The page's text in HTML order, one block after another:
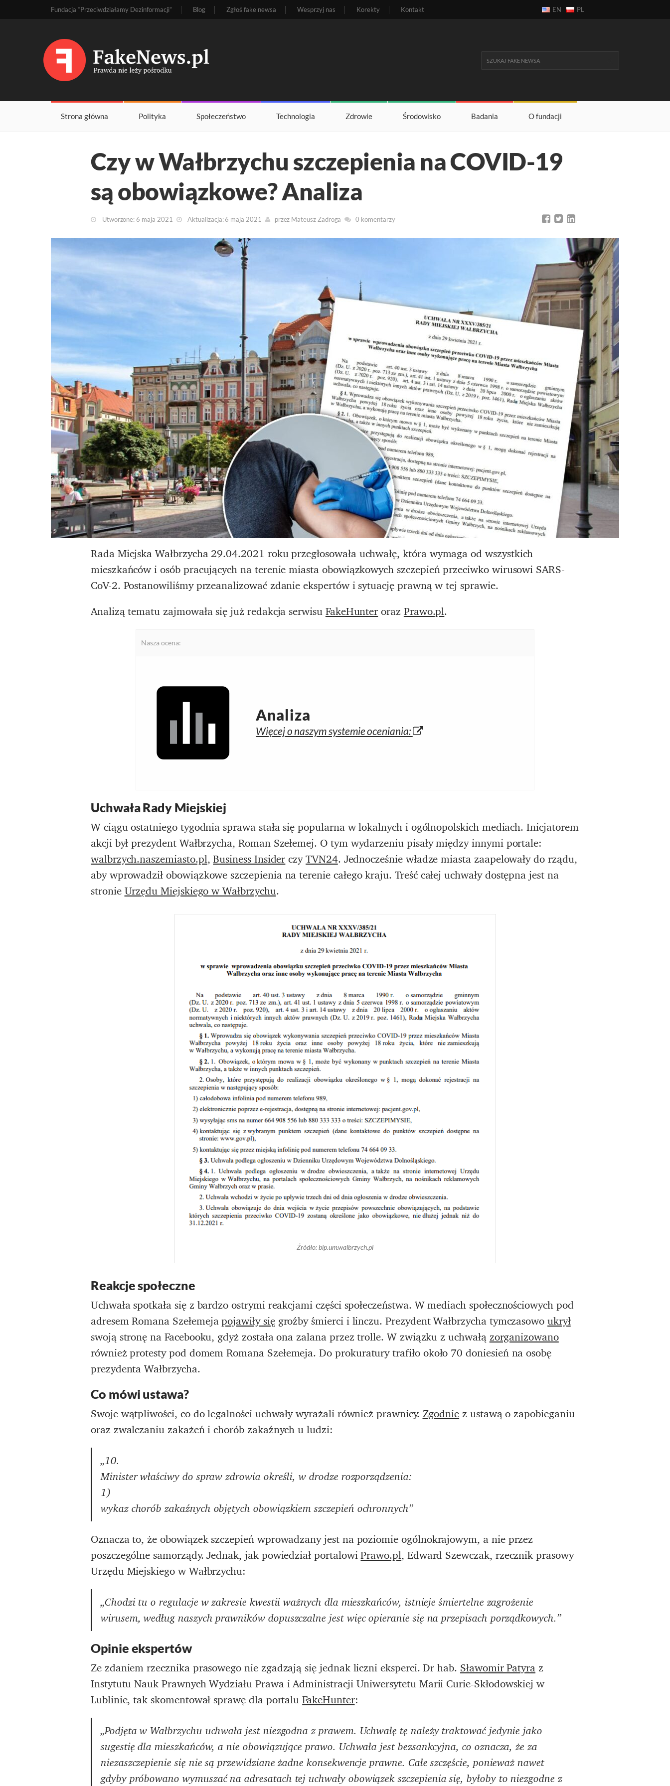
Fundacja “Przeciwdziałamy Dezinformacji” Blog Zgłoś fake newsa Wesprzyj nas Korekty Kontakt EN PL
Strona główna Polityka Społeczeństwo Technologia Zdrowie Środowisko Badania O fundacji
Czy w Wałbrzychu szczepienia na COVID-19
są obowiązkowe? Analiza
Utworzone: 6 maja 2021 Aktualizacja: 6 maja 2021 przez Mateusz Zadroga 0 komentarzy
Rada Miejska Wałbrzycha 29.04.2021 roku przegłosowała uchwałę, która wymaga od wszystkich
mieszkańców i osób pracujących na terenie miasta obowiązkowych szczepień przeciwko wirusowi SARS-
CoV-2. Postanowiliśmy przeanalizować zdanie ekspertów i sytuację prawną w tej sprawie.
Analizą tematu zajmowała się już redakcja serwisuFakeHunterorazPrawo.pl.
Nasza ocena:
Analiza
Więcej o naszym systemie oceniania:
Uchwała Rady Miejskiej
W ciągu ostatniego tygodnia sprawa stała się popularna w lokalnych i ogólnopolskich mediach. Inicjatorem
akcji był prezydent Wałbrzycha, Roman Szełemej. O tym wydarzeniu pisały między innymi portale:
walbrzych.naszemiasto.pl,Business InsiderczyTVN24. Jednocześnie władze miasta zaapelowały do rządu,
aby wprowadził obowiązkowe szczepienia na terenie całego kraju. Treść całej uchwały dostępna jest na
stronieUrzędu Miejskiego w Wałbrzychu.
Źródło: bip.um.walbrzych.pl
Reakcje społeczne
Uchwała spotkała się z bardzo ostrymi reakcjami części społeczeństwa. W mediach społecznościowych pod
adresem Romana Szełemejapojawiły sięgroźby śmierci i linczu. Prezydent Wałbrzycha tymczasowoukrył
swoją stronę na Facebooku, gdyż została ona zalana przez trolle. W związku z uchwałązorganizowano
również protesty pod domem Romana Szełemeja. Do prokuratury trafiło około 70 doniesień na osobę
prezydenta Wałbrzycha.
Co mówi ustawa?
Swoje wątpliwości, co do legalności uchwały wyrażali również prawnicy.Zgodniez ustawą o zapobieganiu
oraz zwalczaniu zakażeń i chorób zakaźnych u ludzi:
„10.
Minister właściwy do spraw zdrowia określi, w drodze rozporządzenia:
1)
wykaz chorób zakaźnych objętych obowiązkiem szczepień ochronnych”
Oznacza to, że obowiązek szczepień wprowadzany jest na poziomie ogólnokrajowym, a nie przez
poszczególne samorządy. Jednak, jak powiedział portalowiPrawo.pl, Edward Szewczak, rzecznik prasowy
Urzędu Miejskiego w Wałbrzychu:
„Chodzi tu o regulacje w zakresie kwestii ważnych dla mieszkańców, istnieje śmiertelne zagrożenie
wirusem, według naszych prawników dopuszczalne jest więc opieranie się na przepisach porządkowych.”
Opinie ekspertów
Ze zdaniem rzecznika prasowego nie zgadzają się jednak liczni eksperci. Dr hab.Sławomir Patyraz
Instytutu Nauk Prawnych Wydziału Prawa i Administracji Uniwersytetu Marii Curie-Skłodowskiej w
Lublinie, tak skomentował sprawę dla portaluFakeHunter:
„Podjęta w Wałbrzychu uchwała jest niezgodna z prawem. Uchwałę tę należy traktować jedynie jako
sugestię dla mieszkańców, a nie obowiązujące prawo. Uchwała jest bezsankcyjna, co oznacza, że za
niezaszczepienie się nie są przewidziane żadne konsekwencje prawne. Całe szczęście, ponieważ nawet
gdyby próbowano wymuszać na adresatach tej uchwały obowiązek szczepienia się, byłoby to niezgodne z